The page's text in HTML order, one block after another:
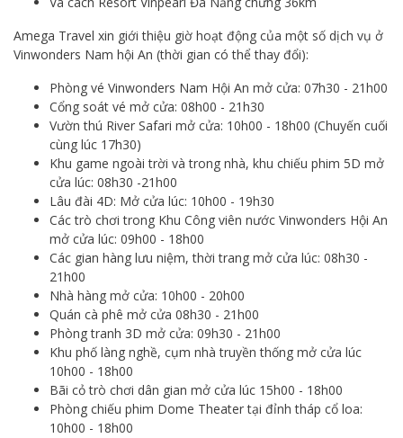
Amega Travel xin giới thiệu giờ hoạt động của một số dịch vụ ở
Vinwonders Nam hội An (thời gian có thể thay đổi):
Phòng vé Vinwonders Nam Hội An mở cửa: 07h30 - 21h00
Cổng soát vé mở cửa: 08h00 - 21h30
Vườn thú River Safari mở cửa: 10h00 - 18h00 (Chuyến cuối
cùng lúc 17h30)
Khu game ngoài trời và trong nhà, khu chiếu phim 5D mở
cửa lúc: 08h30 -21h00
Lâu đài 4D: Mở cửa lúc: 10h00 - 19h30
Các trò chơi trong Khu Công viên nước Vinwonders Hội An
mở cửa lúc: 09h00 - 18h00
Các gian hàng lưu niệm, thời trang mở cửa lúc: 08h30 -
21h00
Nhà hàng mở cửa: 10h00 - 20h00
Quán cà phê mở cửa 08h30 - 21h00
Phòng tranh 3D mở cửa: 09h30 - 21h00
Khu phố làng nghề, cụm nhà truyền thống mở cửa lúc
10h00 - 18h00
Bãi cỏ trò chơi dân gian mở cửa lúc 15h00 - 18h00
Phòng chiếu phim Dome Theater tại đỉnh tháp cổ loa:
10h00 - 18h00